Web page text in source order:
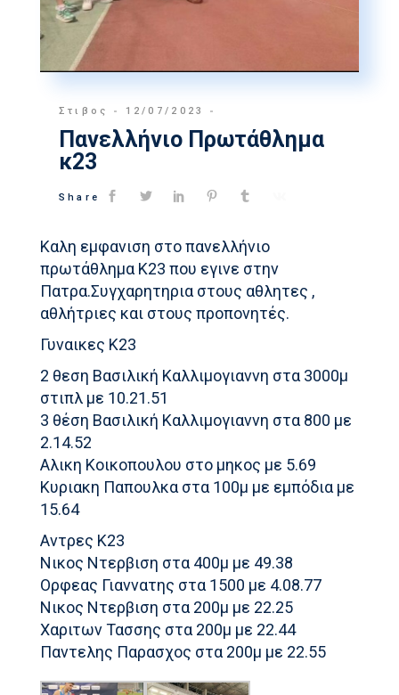
Στιβος 12/07/2023
Πανελλήνιο Πρωτάθλημα
κ23
Share
Καλη εμφανιση στο πανελλήνιο
πρωτάθλημα Κ23 που εγινε στην
Πατρα.Συγχαρητηρια στους αθλητες ,
αθλήτριες και στους προπονητές.
Γυναικες Κ23
2 θεση Βασιλική Καλλιμογιαννη στα 3000μ
στιπλ με 10.21.51
3 θέση Βασιλική Καλλιμογιαννη στα 800 με
2.14.52
Αλικη Κοικοπουλου στο μηκος με 5.69
Κυριακη Παπουλκα στα 100μ με εμπόδια με
15.64
Αντρες Κ23
Νικος Ντερβιση στα 400μ με 49.38
Ορφεας Γιαννατης στα 1500 με 4.08.77
Νικος Ντερβιση στα 200μ με 22.25
Χαριτων Τασσης στα 200μ με 22.44
Παντελης Παρασχος στα 200μ με 22.55